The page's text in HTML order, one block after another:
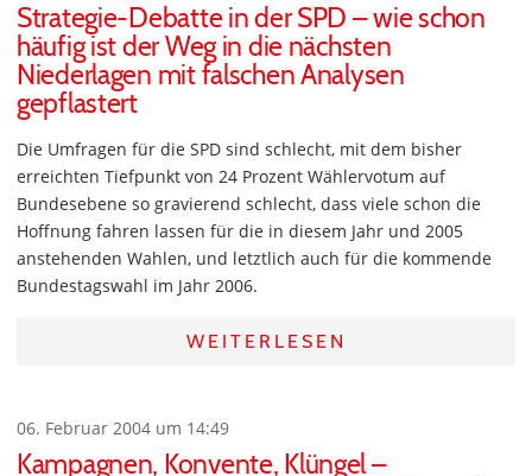
Strategie-Debatte in der SPD – wie schon
häufig ist der Weg in die nächsten
Niederlagen mit falschen Analysen
gepflastert
Die Umfragen für die SPD sind schlecht, mit dem bisher
erreichten Tiefpunkt von 24 Prozent Wählervotum auf
Bundesebene so gravierend schlecht, dass viele schon die
Hoffnung fahren lassen für die in diesem Jahr und 2005
anstehenden Wahlen, und letztlich auch für die kommende
Bundestagswahl im Jahr 2006.
WEITERLESEN
06. Februar 2004 um 14:49
Kampagnen, Konvente, Klüngel –